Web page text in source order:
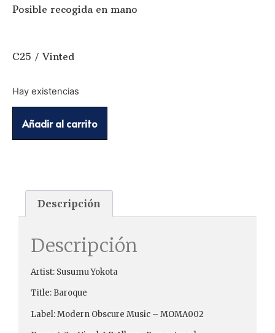
Posible recogida en mano
C25 / Vinted
Hay existencias
Añadir al carrito
Descripción
Descripción
Artist: Susumu Yokota
Title: Baroque
Label: Modern Obscure Music – MOMA002